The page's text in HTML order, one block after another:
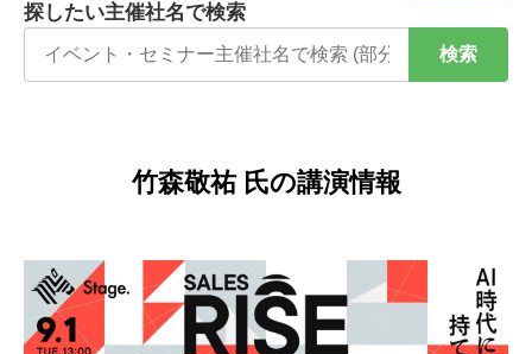
探したい主催社名で検索
検索
竹森敬祐 氏の講演情報